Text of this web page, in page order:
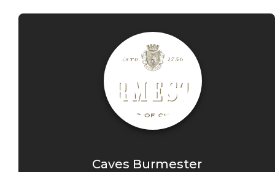
Caves Burmester